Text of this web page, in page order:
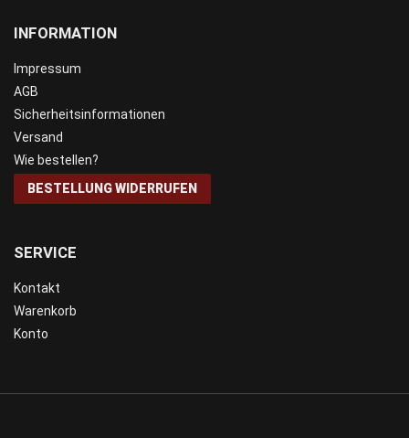
SERVICE
Kontakt
Warenkorb
Konto
INFORMATION
Impressum
AGB
Sicherheitsinformationen
Versand
Wie bestellen?
BESTELLUNG WIDERRUFEN